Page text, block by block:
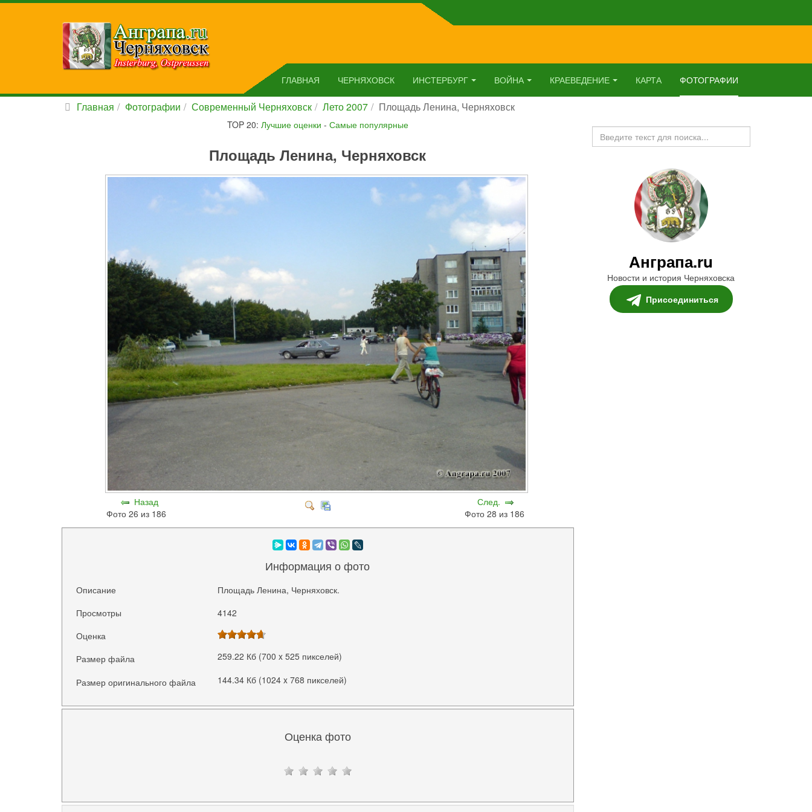
ГЛАВНАЯ ЧЕРНЯХОВСК ИНСТЕРБУРГ ВОЙНА КРАЕВЕДЕНИЕ КАРТА ФОТОГРАФИИ
Главная Фотографии Современный Черняховск Лето 2007 Площадь Ленина, Черняховск
TOP 20: Лучшие оценки - Самые популярные
Площадь Ленина, Черняховск
Назад
Фото 26 из 186
След.
Фото 28 из 186
Информация о фото
Описание
Площадь Ленина, Черняховск.
Просмотры
4142
Оценка
Размер файла
259.22 Кб (700 x 525 пикселей)
Размер оригинального файла 144.34 Кб (1024 x 768 пикселей)
Оценка фото
Искать...
Анграпа.ru
Новости и история Черняховска
Присоединиться